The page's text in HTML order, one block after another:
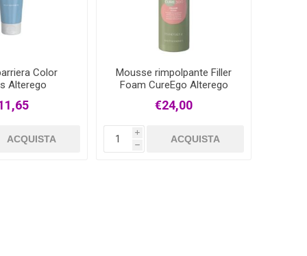
Color
Alterego
ACQUISTA
Mousse rimpolpante Filler
Foam CureEgo Alterego
€24,00
i
h
ACQUISTA